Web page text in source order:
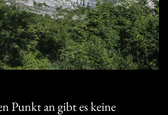
Punkt an gibt es keine